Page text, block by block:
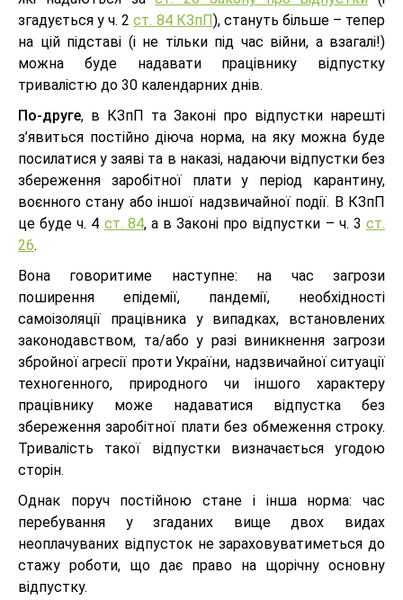
згадується у ч. 2ст. 84 КЗпП), стануть більше – тепер
на цій підставі (і не тільки під час війни, а взагалі!)
можна буде надавати працівнику відпустку
тривалістю до 30 календарних днів.
По-друге, в КЗпП та Законі про відпустки нарешті
з’явиться постійно діюча норма, на яку можна буде
посилатися у заяві та в наказі, надаючи відпустки без
збереження заробітної плати у період карантину,
воєнного стану або іншої надзвичайної події. В КЗпП
це буде ч. 4 ст. 84, а в Законі про відпустки – ч. 3ст.
26.
Вона говоритиме наступне: на час загрози
поширення епідемії, пандемії, необхідності
самоізоляції працівника у випадках, встановлених
законодавством, та/або у разі виникнення загрози
збройної агресії проти України, надзвичайної ситуації
техногенного, природного чи іншого характеру
працівнику може надаватися відпустка без
збереження заробітної плати без обмеження строку.
Тривалість такої відпустки визначається угодою
сторін.
Однак поруч постійною стане і інша норма: час
перебування у згаданих вище двох видах
неоплачуваних відпусток не зараховуватиметься до
стажу роботи, що дає право на щорічну основну
відпустку.